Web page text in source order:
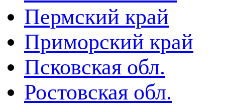
Пермский край
Приморский край
Псковская обл.
Ростовская обл.